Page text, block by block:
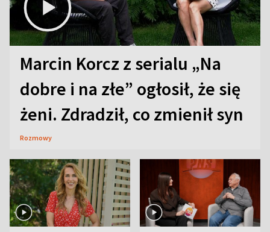
Marcin Korcz z serialu „Na
dobre i na złe” ogłosił, że się
żeni. Zdradził, co zmienił syn
Rozmowy